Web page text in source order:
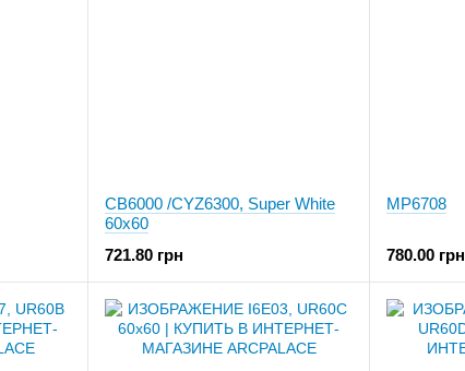
CB6000 /CYZ6300, Super White
60x60
721.80 грн
MP6708
780.00 грн